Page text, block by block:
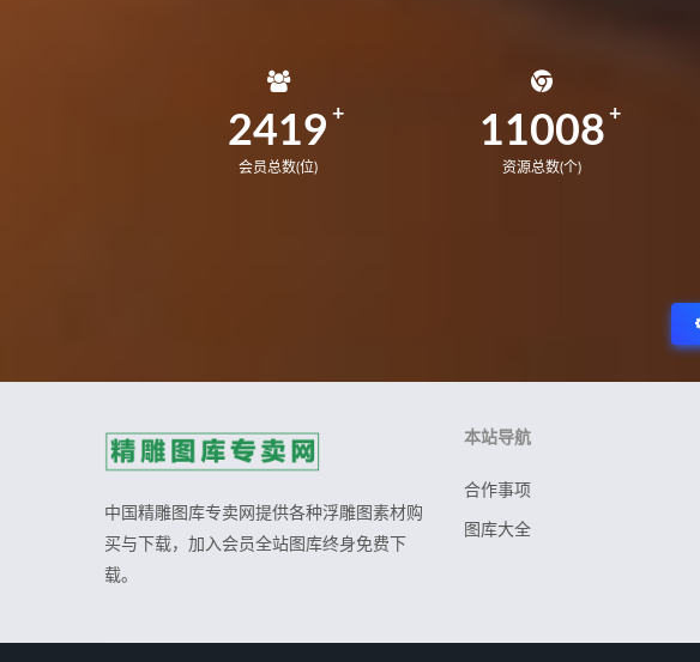
2419
会员总数(位)
11008
资源总数(个)
中国精雕图库专卖网提供各种浮雕图素材购
买与下载，加入会员全站图库终身免费下
载。
本站导航
合作事项
图库大全